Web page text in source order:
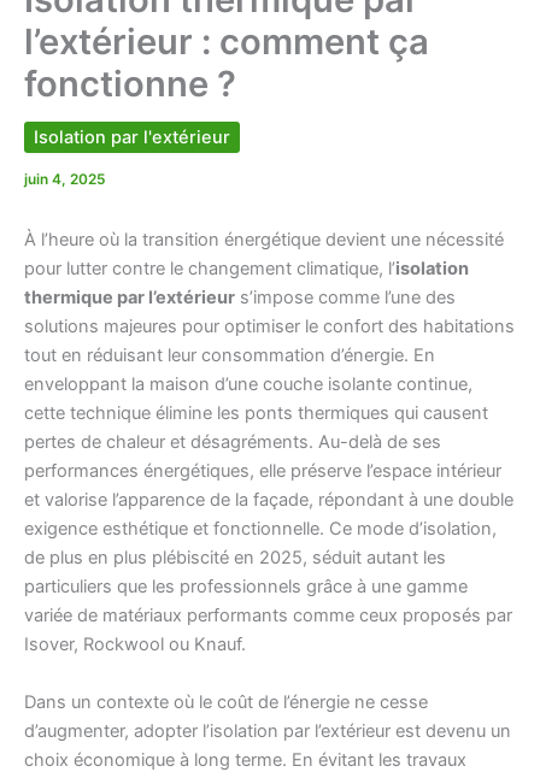
l’extérieur : comment ça
fonctionne ?
Isolation par l'extérieur
juin 4, 2025
À l’heure où la transition énergétique devient une nécessité
pour lutter contre le changement climatique, l’isolation
thermique par l’extérieur s’impose comme l’une des
solutions majeures pour optimiser le confort des habitations
tout en réduisant leur consommation d’énergie. En
enveloppant la maison d’une couche isolante continue,
cette technique élimine les ponts thermiques qui causent
pertes de chaleur et désagréments. Au-delà de ses
performances énergétiques, elle préserve l’espace intérieur
et valorise l’apparence de la façade, répondant à une double
exigence esthétique et fonctionnelle. Ce mode d’isolation,
de plus en plus plébiscité en 2025, séduit autant les
particuliers que les professionnels grâce à une gamme
variée de matériaux performants comme ceux proposés par
Isover, Rockwool ou Knauf.
Dans un contexte où le coût de l’énergie ne cesse
d’augmenter, adopter l’isolation par l’extérieur est devenu un
choix économique à long terme. En évitant les travaux